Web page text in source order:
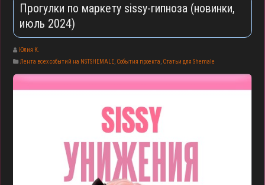
Прогулки по маркету sissy-гипноза (новинки,
июль 2024)
Юлия К.
Лента всех событий на NSTSHEMALE События проекта Статьи для Shemale